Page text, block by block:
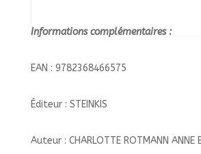
Informations complémentaires :
EAN : 9782368466575
Éditeur : STEINKIS
Auteur : CHARLOTTE ROTMANN ANNE